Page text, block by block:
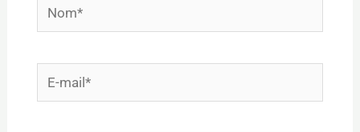
Nom*
mail*